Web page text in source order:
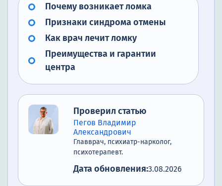
Почему возникает ломка
Признаки синдрома отмены
Как врач лечит ломку
Преимущества и гарантии
центра
Проверил статью
Пегов Владимир
Александрович
Главврач, психиатр-нарколог,
психотерапевт.
Дата обновления:3.08.2026